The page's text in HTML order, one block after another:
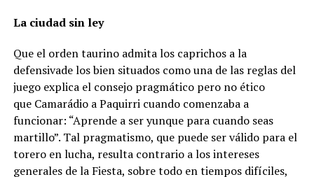
La ciudad sin ley
Que el orden taurino admita los caprichos a la
defensivade los bien situados como una de las reglas del
juego explica el consejo pragmático pero no ético
que Camarádio a Paquirri cuando comenzaba a
funcionar: “Aprende a ser yunque para cuando seas
martillo”. Tal pragmatismo, que puede ser válido para el
torero en lucha, resulta contrario a los intereses
generales de la Fiesta, sobre todo en tiempos difíciles,